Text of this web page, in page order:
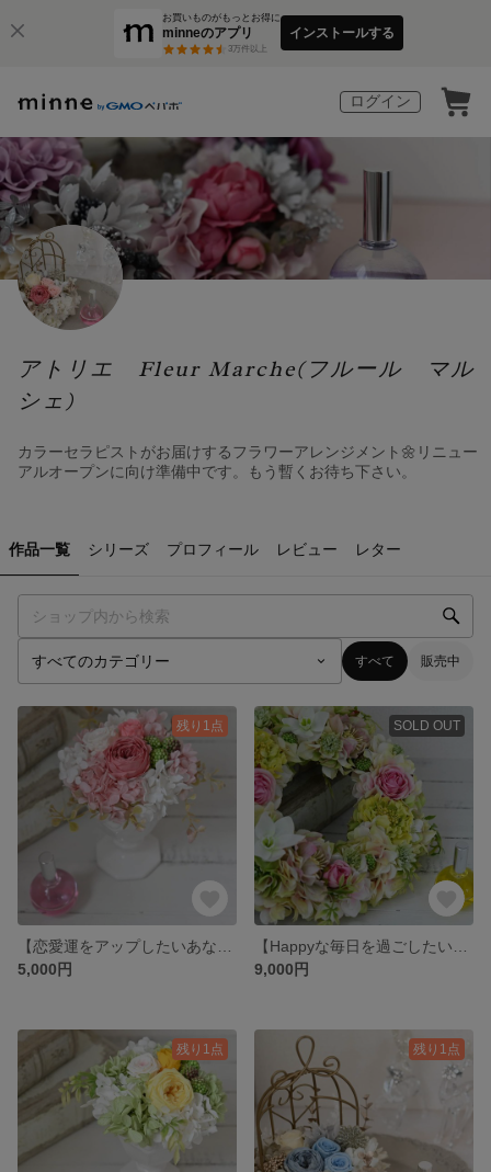
お買いものがもっとお得に
minneのアプリ
3万件以上
インストールする
ログイン
アトリエ Fleur Marche(フルール マル
シェ)
カラーセラピストがお届けするフラワーアレンジメント🌼リニュー
アルオープンに向け準備中です。もう暫くお待ち下さい。
作品一覧 シリーズ プロフィール レビュー レター
すべて 販売中
残り1点
5,000円
SOLD OUT
9,000円
残り1点 残り1点